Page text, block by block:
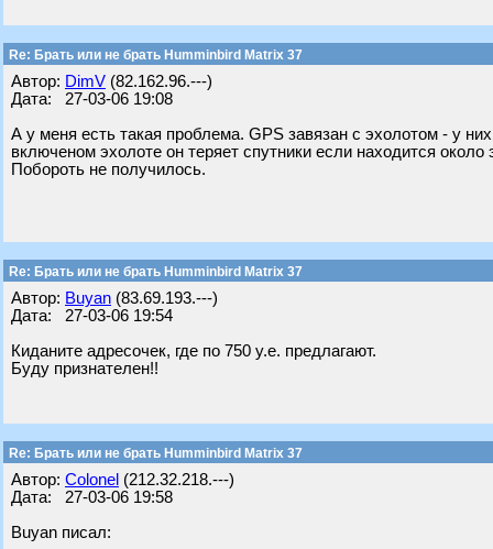
Re: Брать или не брать Humminbird Matrix 37
Автор: DimV (82.162.96.---)
Дата: 27-03-06 19:08
А у меня есть такая проблема. GPS завязан с эхолотом - у
включеном эхолоте он теряет спутники если находится
Побороть не получилось.
Re: Брать или не брать Humminbird Matrix 37
Автор: Buyan (83.69.193.---)
Дата: 27-03-06 19:54
Киданите адресочек, где по 750 у.е. предлагают.
Буду признателен!!
Re: Брать или не брать Humminbird Matrix 37
Автор: Colonel (212.32.218.---)
Дата: 27-03-06 19:58
Buyan писал: